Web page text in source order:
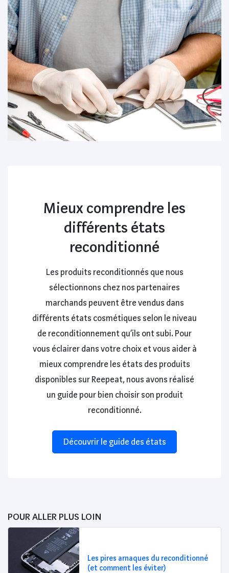
Mieux comprendre les
différents états
reconditionné
Les produits reconditionnés que nous
sélectionnons chez nos partenaires
marchands peuvent être vendus dans
différents états cosmétiques selon le niveau
de reconditionnement qu’ils ont subi. Pour
vous éclairer dans votre choix et vous aider à
mieux comprendre les états des produits
disponibles sur Reepeat, nous avons réalisé
un guide pour bien choisir son produit
reconditionné.
Découvrir le guide des états
POUR ALLER PLUS LOIN
Les pires arnaques du reconditionné
(et comment les éviter)